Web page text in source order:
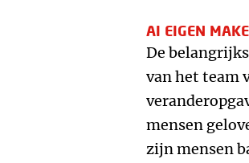
AI EIGEN
De
van het team
mensen
zijn mensen